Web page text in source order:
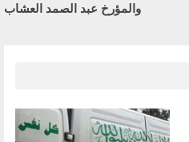
والمؤرخ عبد الصمد العشاب